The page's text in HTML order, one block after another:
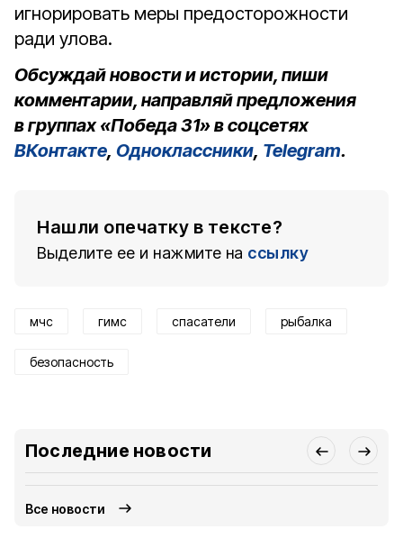
игнорировать меры предосторожности
ради улова.
Обсуждай новости и истории, пиши
комментарии, направляй предложения
в группах «Победа 31» в соцсетях
ВКонтакте, Одноклассники, Telegram.
Нашли опечатку в тексте?
Выделите ее и нажмите на ссылку
мчс гимс спасатели рыбалка
безопасность
Последние новости
Все новости